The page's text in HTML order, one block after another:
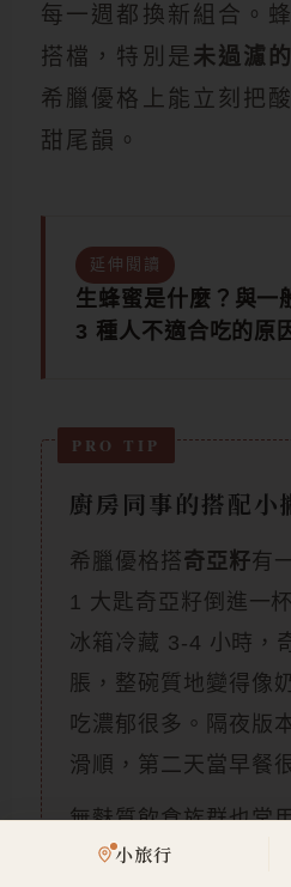
每一週都換新組合。
搭檔，特別是未過濾
希臘優格上能立刻把
甜尾韻。
延伸閱讀
生蜂蜜是什麼？與一
3 種人不適合吃的原
廚房同事的搭配小
希臘優格搭奇亞籽有
1 大匙奇亞籽倒進一
冰箱冷藏 3-4 小時，
脹，整碗質地變得像
吃濃郁很多。隔夜版
滑順，第二天當早餐
無麩質飲食族群也常
片或藜麥，組成一碗
小旅行